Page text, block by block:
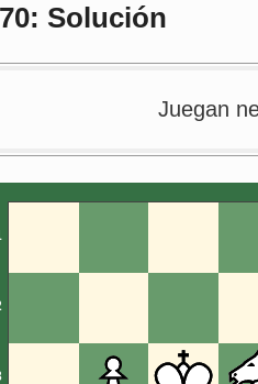
Solución
Juegan